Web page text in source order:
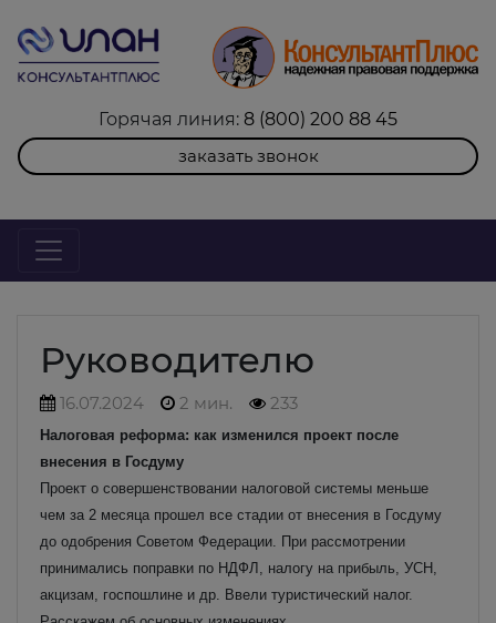
Горячая линия: 8 (800) 200 88 45
заказать звонок
Руководителю
16.07.2024 2 мин. 233
Налоговая реформа: как изменился проект после
внесения в Госдуму
Проект о совершенствовании налоговой системы меньше
чем за 2 месяца прошел все стадии от внесения в Госдуму
до одобрения Советом Федерации. При рассмотрении
принимались поправки по НДФЛ, налогу на прибыль, УСН,
акцизам, госпошлине и др. Ввели туристический налог.